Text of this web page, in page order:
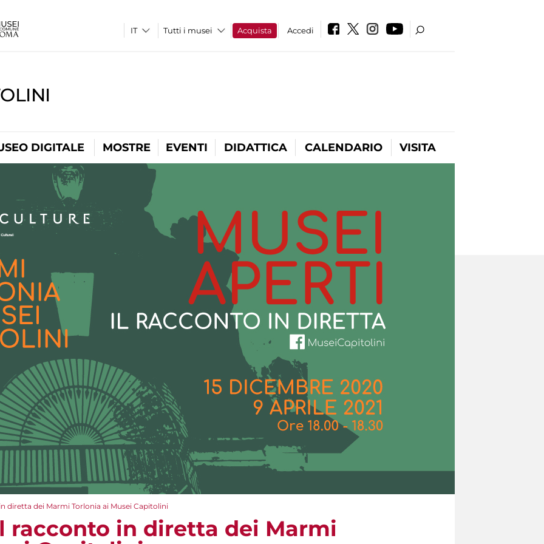
Tutti i musei Acquista Accedi
DIGITALE MOSTRE EVENTI DIDATTICA CALENDARIO VISITA
diretta dei Marmi Torlonia ai Musei Capitolini
racconto in diretta dei Marmi